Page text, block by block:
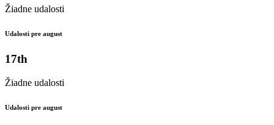
Žiadne udalosti
Udalosti pre august
17th
Žiadne udalosti
Udalosti pre august